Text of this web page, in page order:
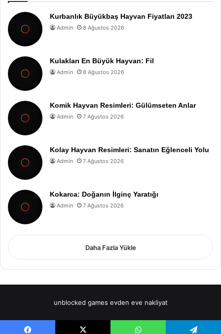
Kurbanlık Büyükbaş Hayvan Fiyatları 2023
Admin 8 Ağustos 2026
Kulakları En Büyük Hayvan: Fil
Admin 8 Ağustos 2026
Komik Hayvan Resimleri: Gülümseten Anlar
Admin 7 Ağustos 2026
Kolay Hayvan Resimleri: Sanatın Eğlenceli Yolu
Admin 7 Ağustos 2026
Kokarca: Doğanın İlginç Yaratığı
Admin 7 Ağustos 2026
Daha Fazla Yükle
unblocked games evden eve nakliyat